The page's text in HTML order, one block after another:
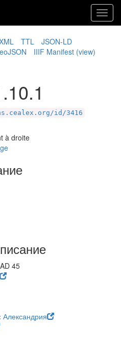
TTL
JSON-LD
IIIF Manifest (view)
id/3416
à droite
45
Александрия